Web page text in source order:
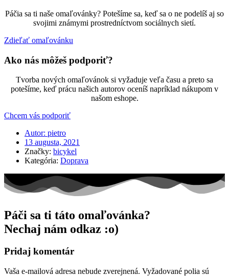
Páčia sa ti naše omaľovánky? Potešíme sa, keď sa o ne podelíš aj so
svojimi známymi prostredníctvom sociálnych sietí.
Zdieľať omaľovánku
Ako nás môžeš podporiť?
Tvorba nových omaľovánok si vyžaduje veľa času a preto sa
potešíme, keď prácu našich autorov oceníš napríklad nákupom v
našom eshope.
Chcem vás podporiť
Autor: pietro
13 augusta, 2021
Značky: bicykel
Kategória: Doprava
Páči sa ti táto omaľovánka?
Nechaj nám odkaz :o)
Pridaj komentár
Vaša e-mailová adresa nebude zverejnená. Vyžadované polia sú